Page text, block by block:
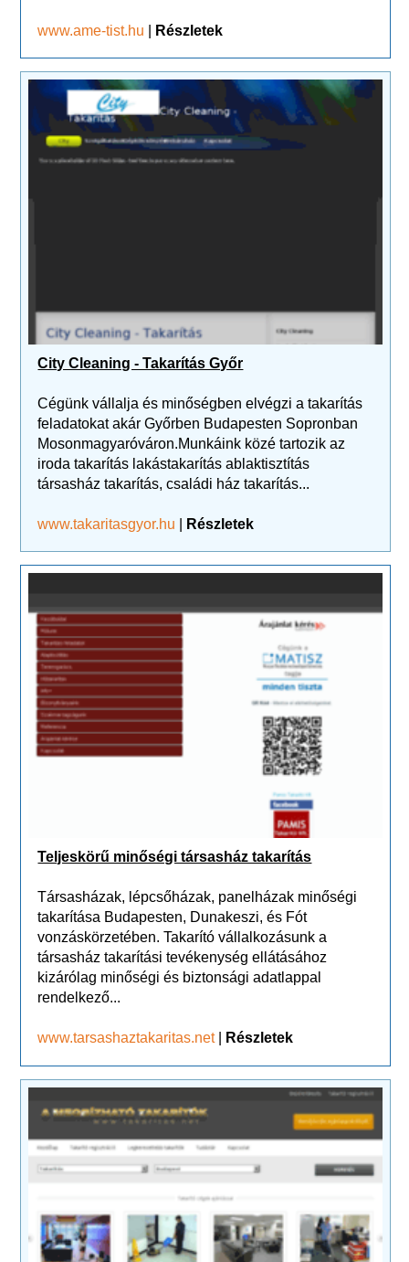
www.ame-tist.hu Részletek
City Cleaning - Takarítás Győr
Cégünk vállalja és minőségben elvégzi a takarítás
feladatokat akár Győrben Budapesten Sopronban
Mosonmagyaróváron.Munkáink közé tartozik az
iroda takarítás lakástakarítás ablaktisztítás
társasház takarítás, családi ház takarítás...
www.takaritasgyor.hu Részletek
Teljeskörű minőségi társasház takarítás
Társasházak, lépcsőházak, panelházak minőségi
takarítása Budapesten, Dunakeszi, és Fót
vonzáskörzetében. Takarító vállalkozásunk a
társasház takarítási tevékenység ellátásához
kizárólag minőségi és biztonsági adatlappal
rendelkező...
www.tarsashaztakaritas.net Részletek